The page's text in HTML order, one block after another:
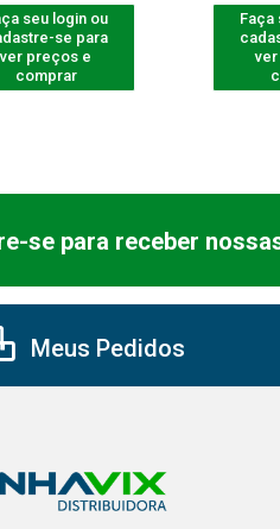
seu login ou
se para
ver preços e
comprar
Faça
se para receber
Meus Pedidos